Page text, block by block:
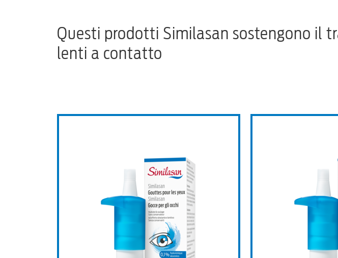
Questi prodotti Similasan sostengono il
lenti a contatto
Similasan Gocce per gli occhi 0,1% di acido